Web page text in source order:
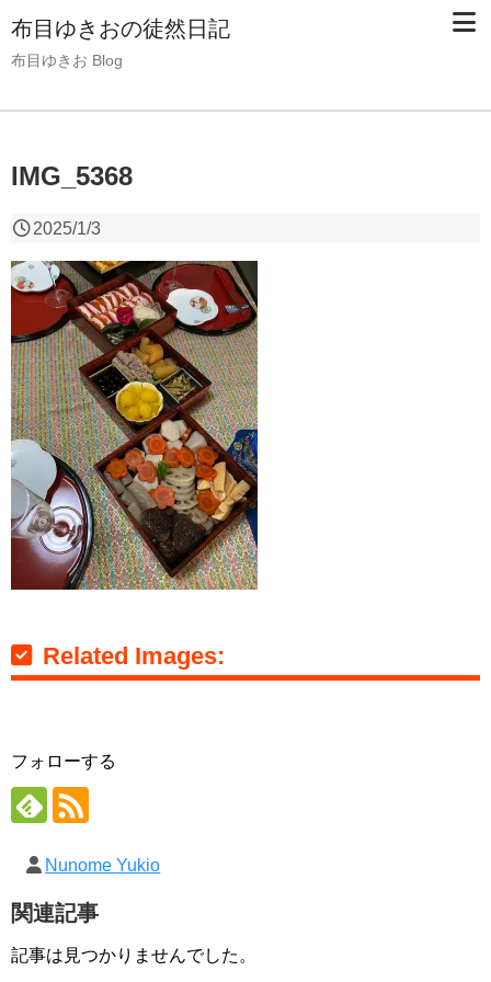
布目ゆきおの徒然日記
布目ゆきお Blog
IMG_5368
2025/1/3
Related Images:
フォローする
Nunome Yukio
関連記事
記事は見つかりませんでした。